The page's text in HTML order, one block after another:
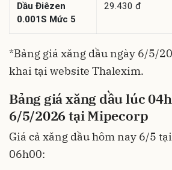
Dầu Điêzen
0.001S Mức 5
29.430 đ
*Bảng giá xăng dầu ngày 6/5/
khai tại website Thalexim.
Bảng giá xăng dầu lúc
6/5/2026 tại Mipecorp
Giá cả xăng dầu hôm nay 6/5
06h00: